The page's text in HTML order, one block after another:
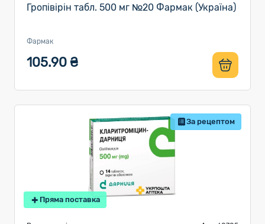
Гропівірін табл. 500 мг №20 Фармак (Україна)
Фармак
105.90 ₴
За рецептом
Пряма поставка